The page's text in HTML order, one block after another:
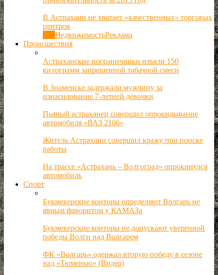
В Астрахани не хватает «качественных» торговых
центров
НедвижимостьРеклама
Происшествия
Астраханские пограничники изъяли 150
килограмм запрещенной табачной смеси
В Знаменске задержали мужчину за
изнасилование 7-летней девочки
Пьяный астраханец совершил опрокидывание
автомобиля «ВАЗ 2106»
Житель Астрахани совершил кражу при поиске
работы
На трассе «Астрахань – Волгоград» опрокинулся
автомобиль
Спорт
Букмекерские конторы определяют Волгарь не
явным фаворитом у КАМАЗа
Букмекерские конторы не допускают уверенной
победы Волги над Волгарем
ФК «Волгарь» одержал вторую победу в сезоне
над «Тюменью» (Видео)